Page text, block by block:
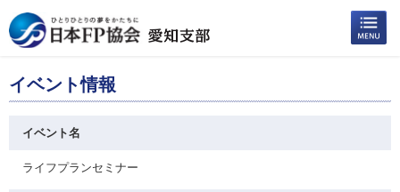
イベント情報
イベント名
ライフプランセミナー